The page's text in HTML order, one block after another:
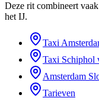
Deze rit combineert
het IJ.
Taxi
Taxi Schiphol
Amsterdam
Tarieven